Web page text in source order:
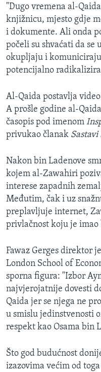
"Dugo vremena al-
knjižnicu, mjesto gdje
i dokumente. Ali onda
počeli su shvaćati da
okupljaju i
potencijalno
Al-Qaida postavlja
A prošle godine al-
časopis pod imenom
privukao članak
Nakon bin Ladenove
kojem al-Zawahiri
interese zapadnih
Međutim, čak i uz
preplavljuje internet,
privlačnost koju je imao
Fawaz Gerges direktor
London School of
sporna figura: "Izbor
najvjerojatnije dovesti
Qaida jer se njega ne
u smislu jedinstvenosti
respekt kao Osama bin
Što god budućnost
izazovima većim od